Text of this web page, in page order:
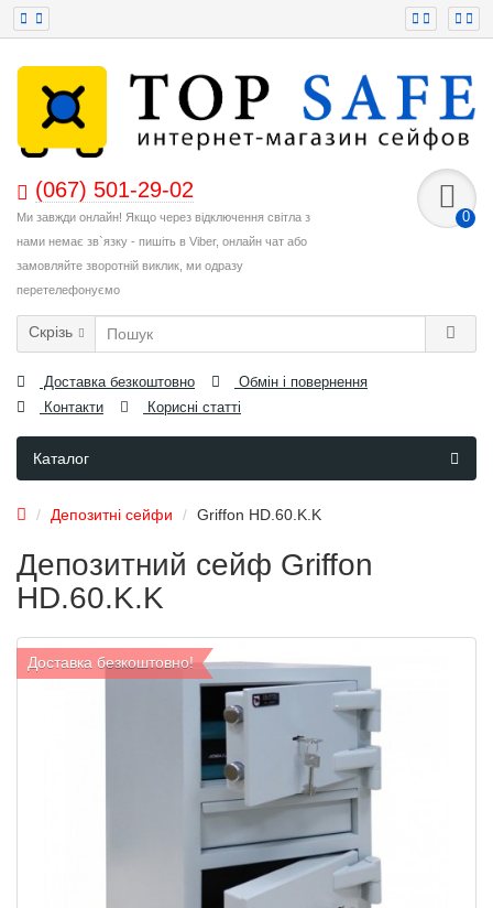
(067) 501-29-02
Ми завжди онлайн! Якщо через відключення світла з
нами немає зв`язку - пишіть в Viber, онлайн чат або
замовляйте зворотній виклик, ми одразу
перетелефонуємо
0
Скрізь
Доставка безкоштовно
Обмін і повернення
Контакти
Корисні статті
Каталог
Депозитні сейфи Griffon HD.60.K.K
Депозитний сейф Griffon
HD.60.K.K
Доставка безкоштовно!